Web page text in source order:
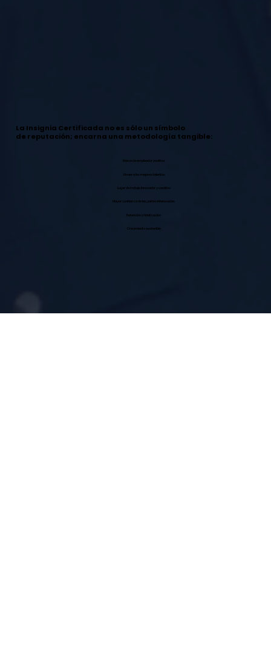
La Insignia Certificada no es sólo un símbolo
de reputación; encarna una metodología tangible:
Marca de empleador positiva
Atraer a los mejores talentos
Lugar de trabajo innovador y creativo
Mayor confianza de las partes interesadas
Retención y fidelización
Crecimiento sostenible